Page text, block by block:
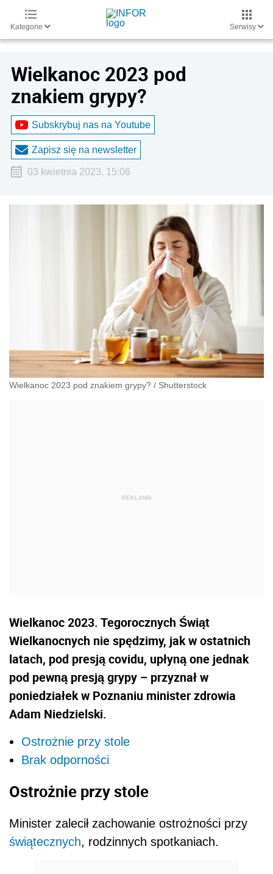
Kategorie Serwisy
Wielkanoc 2023 pod
znakiem grypy?
Subskrybuj nas na Youtube
Zapisz się na newsletter
03 kwietnia 2023, 15:06
Wielkanoc 2023 pod znakiem grypy? / Shutterstock
Wielkanoc 2023. Tegorocznych Świąt
Wielkanocnych nie spędzimy, jak w ostatnich
latach, pod presją covidu, upłyną one jednak
pod pewną presją grypy – przyznał w
poniedziałek w Poznaniu minister zdrowia
Adam Niedzielski.
Ostrożnie przy stole
Brak odporności
Ostrożnie przy stole
Minister zalecił zachowanie ostrożności przy
świątecznych, rodzinnych spotkaniach.